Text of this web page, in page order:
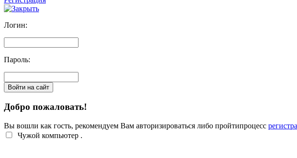
Логин:
Пароль:
Добро пожаловать!
Вы вошли как гость, рекомендуем Вам авторизироваться либо пройтипроцесс
Чужой компьютер .